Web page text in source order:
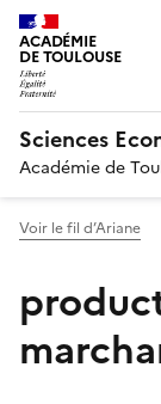
ACADÉMIE
DE TOULOUSE
Sciences
Académie de
Voir le fil d’Ariane